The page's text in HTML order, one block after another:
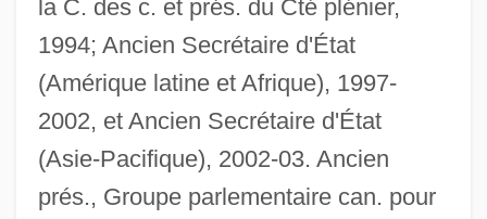
la C. des c. et prés. du Cté plénier,
1994; Ancien Secrétaire d'État
(Amérique latine et Afrique), 1997-
2002, et Ancien Secrétaire d'État
(Asie-Pacifique), 2002-03. Ancien
prés., Groupe parlementaire can. pour